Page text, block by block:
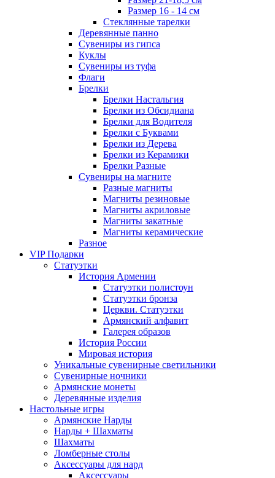
Размер 16 - 14 см
Стеклянные тарелки
Деревянные панно
Сувениры из гипса
Куклы
Сувениры из туфа
Флаги
Брелки
Брелки Настальгия
Брелки из Обсидиана
Брелки для Водителя
Брелки с Буквами
Брелки из Дерева
Брелки из Керамики
Брелки Разные
Сувениры на магните
Разные магниты
Магниты резиновые
Магниты акриловые
Магниты закатные
Магниты керамические
Разное
VIP Подарки
Статуэтки
История Армении
Статуэтки полистоун
Статуэтки бронза
Церкви. Статуэтки
Армянский алфавит
Галерея образов
История России
Мировая история
Уникальные сувенирные светильники
Сувенирные ночники
Армянские монеты
Деревянные изделия
Настольные игры
Армянские Нарды
Нарды + Шахматы
Шахматы
Ломберные столы
Аксессуары для нард
Аксессуары